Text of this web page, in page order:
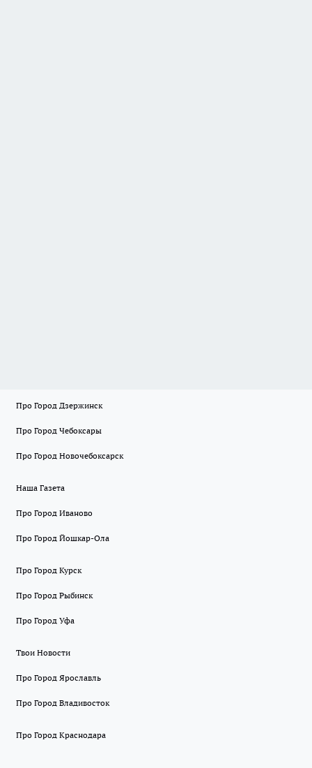
Про Город Дзержинск
Про Город Чебоксары
Про Город Новочебоксарск
Наша Газета
Про Город Иваново
Про Город Йошкар-Ола
Про Город Курск
Про Город Рыбинск
Про Город Уфа
Твои Новости
Про Город Ярославль
Про Город Владивосток
Про Город Краснодара